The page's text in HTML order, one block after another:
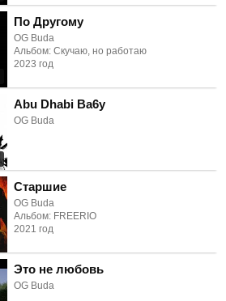
По Другому
OG Buda
Альбом: Скучаю, но работаю
2023 год
Abu Dhabi Ba6y
OG Buda
Старшие
OG Buda
Альбом: FREERIO
2021 год
Это не любовь
OG Buda